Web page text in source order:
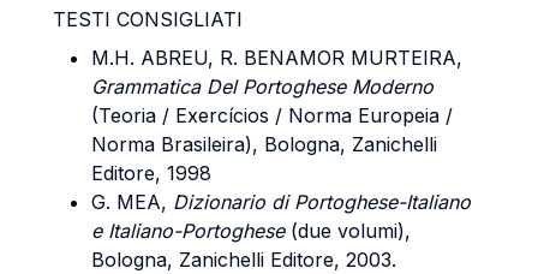
TESTI CONSIGLIATI
M.H. ABREU, R. BENAMOR MURTEIRA,
Grammatica Del Portoghese Moderno
(Teoria / Exercícios / Norma Europeia /
Norma Brasileira), Bologna, Zanichelli
Editore, 1998
G. MEA, Dizionario di Portoghese-Italiano
e Italiano-Portoghese (due volumi),
Bologna, Zanichelli Editore, 2003.